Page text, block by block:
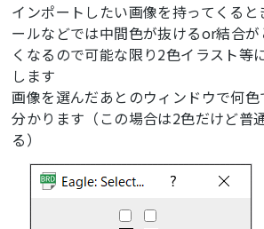
インポートしたい画像を持ってくる
ールなどでは中間色が抜けるor結合が
くなるので可能な限り2色イラスト等
します
画像を選んだあとのウィンドウで何
分かります（この場合は2色だけど普
る）